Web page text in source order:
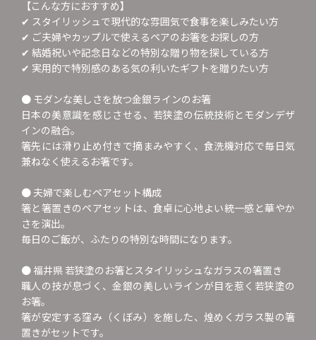
【こんな方におすすめ】
✔ スタイリッシュで現代的な雰囲気で食事を楽しみたい方
✔ ご夫婦やカップルで使えるペアのお箸をお探しの方
✔ 結婚祝いや記念日などの特別な贈り物を探している方
✔ 実用的で特別感のある気の利いたギフトを贈りたい方
● モダンな美しさを放つ金銀ラインのお箸
日本の美意識を感じさせる、若狭塗の伝統技術とモダンデザ
インの融合。
箸先には滑り止め付きで摘まみやすく、食洗機対応で毎日気
兼ねなく使えるお箸です。
● 夫婦で楽しむペアセット構成
箸と箸置きのペアセットは、食卓に心地よい統一感と華やか
さを演出。
毎日のご飯が、ふたりの特別な時間になります。
● 福井県 若狭塗のお箸とスタイリッシュなガラスの箸置き
職人の技が息づく、金銀の美しいラインが目を惹く若狭塗の
お箸。
箸が安定する窪み（くぼみ）を施した、煌めくガラス製の箸
置きがセットです。